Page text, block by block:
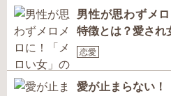
男性が思わずメ
特徴とは？愛され
恋愛
愛が止まらない！